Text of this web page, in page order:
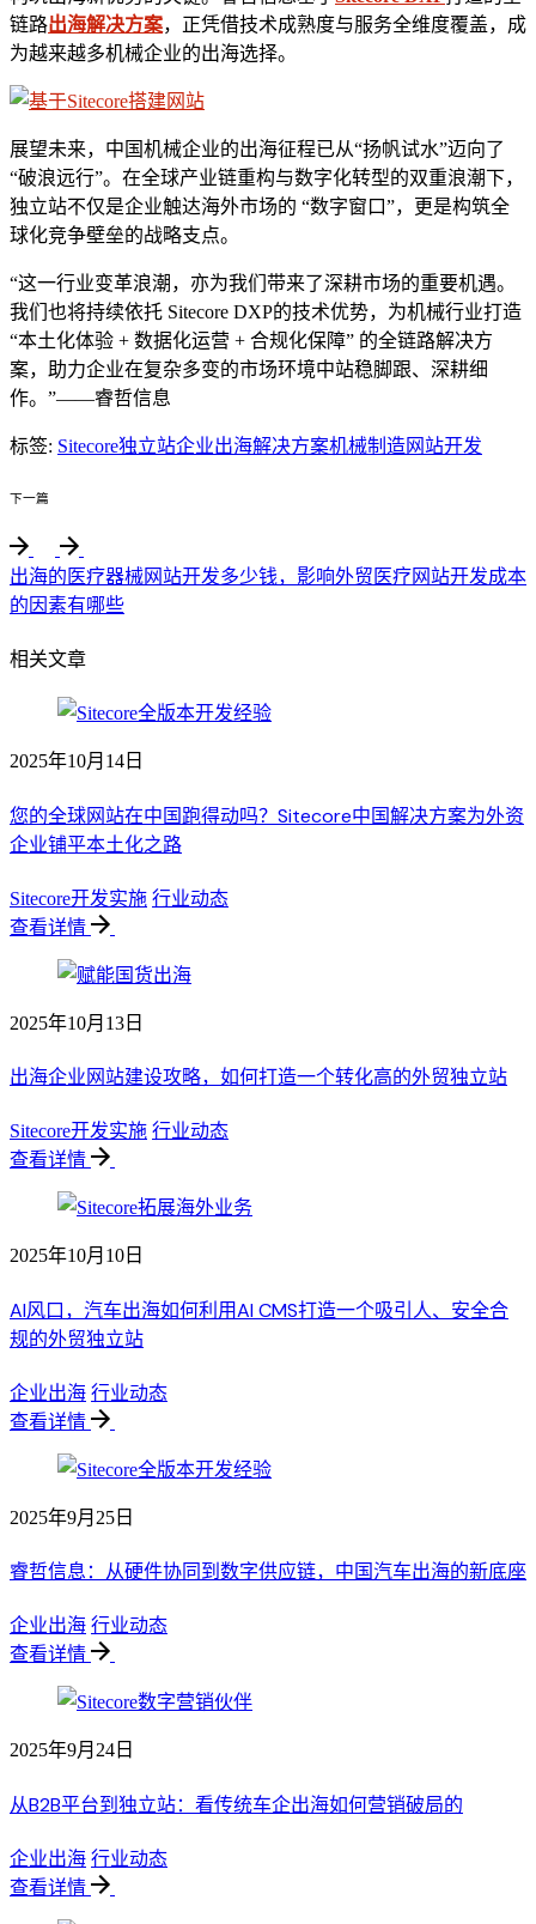
链路出海解决方案，正凭借技术成熟度与服务全维度覆盖，成
为越来越多机械企业的出海选择。
展望未来，中国机械企业的出海征程已从“扬帆试水”迈向了
“破浪远行”。在全球产业链重构与数字化转型的双重浪潮下，
独立站不仅是企业触达海外市场的 “数字窗口”，更是构筑全
球化竞争壁垒的战略支点。
“这一行业变革浪潮，亦为我们带来了深耕市场的重要机遇。
我们也将持续依托 Sitecore DXP的技术优势，为机械行业打造
“本土化体验 + 数据化运营 + 合规化保障” 的全链路解决方
案，助力企业在复杂多变的市场环境中站稳脚跟、深耕细
作。”——睿哲信息
标签: Sitecore独立站企业出海解决方案机械制造网站开发
下一篇
出海的医疗器械网站开发多少钱，影响外贸医疗网站开发成本
的因素有哪些
相关文章
2025年10月14日
您的全球网站在中国跑得动吗？Sitecore中国解决方案为外资
企业铺平本土化之路
Sitecore开发实施 行业动态
查看详情
2025年10月13日
出海企业网站建设攻略，如何打造一个转化高的外贸独立站
Sitecore开发实施 行业动态
查看详情
2025年10月10日
AI风口，汽车出海如何利用AI CMS打造一个吸引人、安全合
规的外贸独立站
企业出海 行业动态
查看详情
2025年9月25日
睿哲信息：从硬件协同到数字供应链，中国汽车出海的新底座
企业出海 行业动态
查看详情
2025年9月24日
从B2B平台到独立站：看传统车企出海如何营销破局的
企业出海 行业动态
查看详情